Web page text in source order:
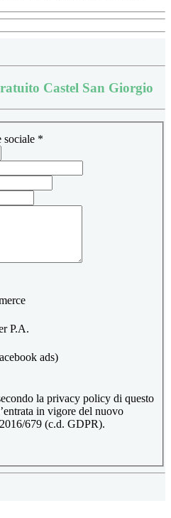
Castel San Giorgio
sociale *
P.A.
ads)
la privacy policy di questo
in vigore del nuovo
679 (c.d. GDPR).